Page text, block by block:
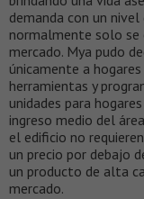
demanda con un
normalmente solo se
mercado. Mya pudo
únicamente a
herramientas y
unidades para
ingreso medio del
el edificio no
un precio por debajo
un producto de alta
mercado.